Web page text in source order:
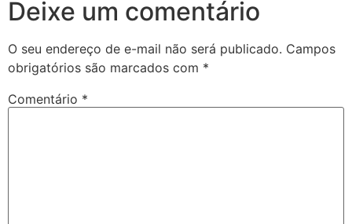
Deixe um comentário
O seu endereço de e-mail não será publicado. Campos
obrigatórios são marcados com *
Comentário *